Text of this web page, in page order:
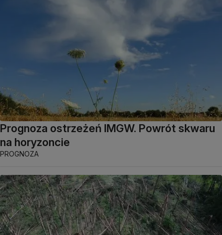
Prognoza ostrzeżeń IMGW. Powrót skwaru
na horyzoncie
PROGNOZA